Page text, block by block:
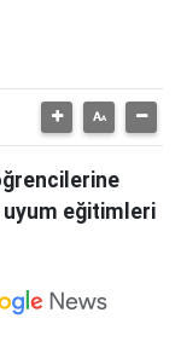
eğitimleri